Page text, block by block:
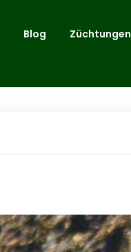
Blog Züchtungen